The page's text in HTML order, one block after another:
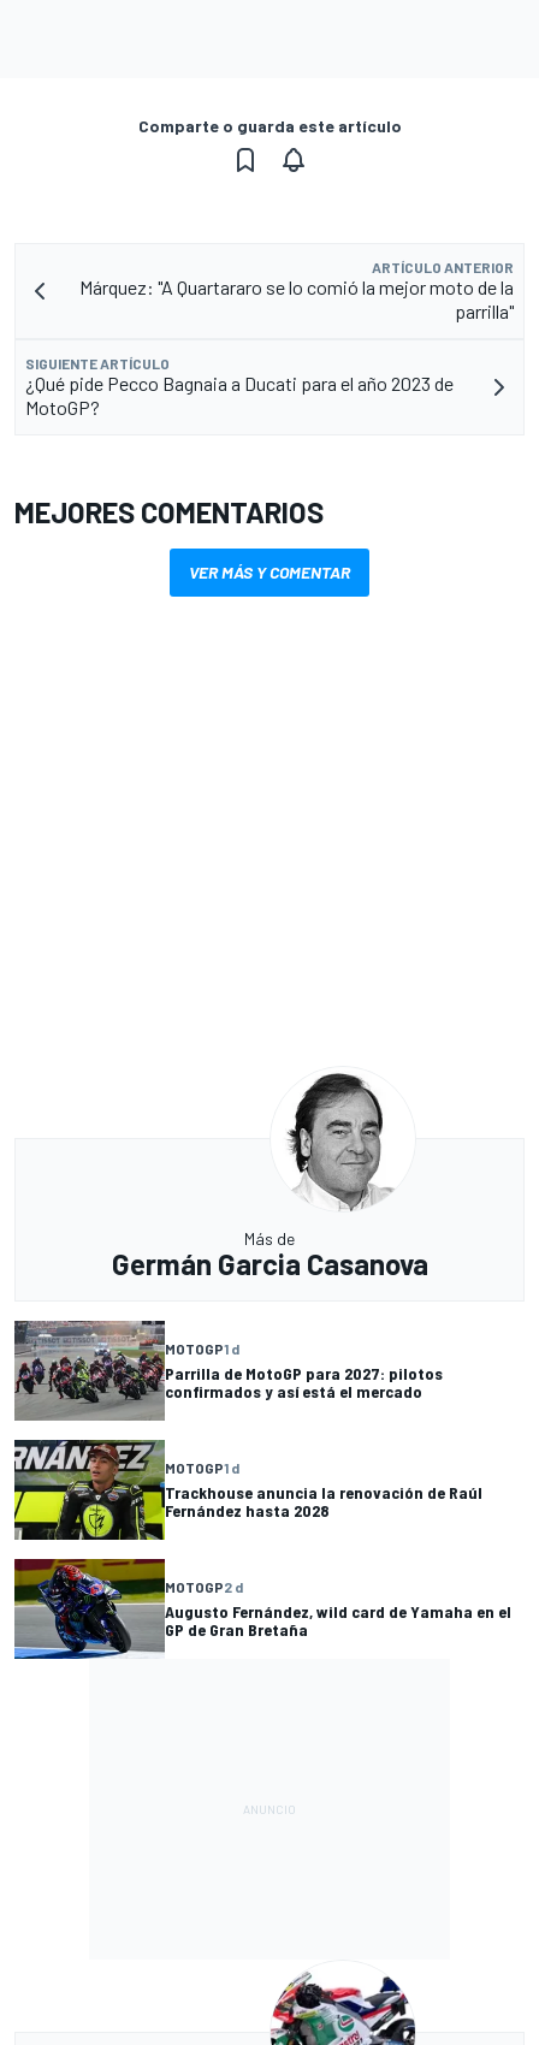
Comparte o guarda este artículo
ARTÍCULO ANTERIOR
Márquez: "A Quartararo se lo comió la mejor moto de la
parrilla"
SIGUIENTE ARTÍCULO
¿Qué pide Pecco Bagnaia a Ducati para el año 2023 de
MotoGP?
MEJORES COMENTARIOS
VER MÁS Y COMENTAR
Más de
Germán Garcia Casanova
MOTOGP1 d
Parrilla de MotoGP para 2027: pilotos
confirmados y así está el mercado
MOTOGP1 d
Trackhouse anuncia la renovación de Raúl
Fernández hasta 2028
MOTOGP2 d
Augusto Fernández, wild card de Yamaha en el
GP de Gran Bretaña